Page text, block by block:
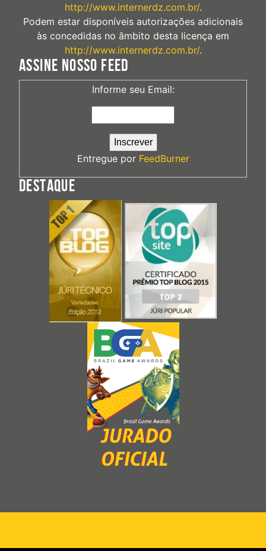
http://www.internerdz.com.br/.
Podem estar disponíveis autorizações adicionais
às concedidas no âmbito desta licença em
http://www.internerdz.com.br/.
ASSINE NOSSO FEED
Informe seu Email:
Entregue por FeedBurner
DESTAQUE